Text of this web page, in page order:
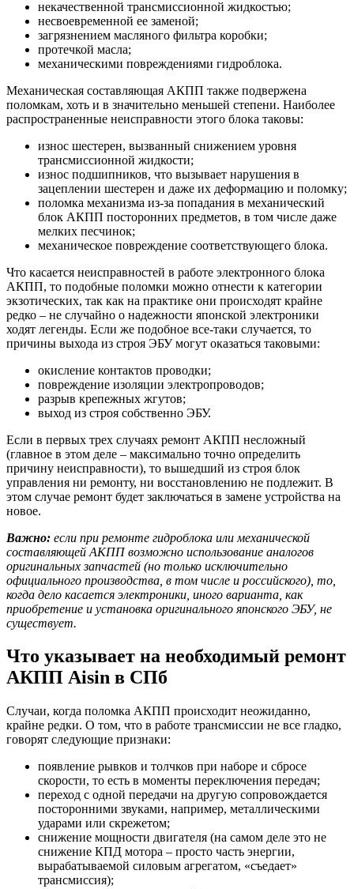
некачественной трансмиссионной жидкостью;
несвоевременной ее заменой;
загрязнением масляного фильтра коробки;
протечкой масла;
механическими повреждениями гидроблока.
Механическая составляющая АКПП также подвержена
поломкам, хоть и в значительно меньшей степени. Наиболее
распространенные неисправности этого блока таковы:
износ шестерен, вызванный снижением уровня
трансмиссионной жидкости;
износ подшипников, что вызывает нарушения в
зацеплении шестерен и даже их деформацию и поломку;
поломка механизма из-за попадания в механический
блок АКПП посторонних предметов, в том числе даже
мелких песчинок;
механическое повреждение соответствующего блока.
Что касается неисправностей в работе электронного блока
АКПП, то подобные поломки можно отнести к категории
экзотических, так как на практике они происходят крайне
редко – не случайно о надежности японской электроники
ходят легенды. Если же подобное все-таки случается, то
причины выхода из строя ЭБУ могут оказаться таковыми:
окисление контактов проводки;
повреждение изоляции электропроводов;
разрыв крепежных жгутов;
выход из строя собственно ЭБУ.
Если в первых трех случаях ремонт АКПП несложный
(главное в этом деле – максимально точно определить
причину неисправности), то вышедший из строя блок
управления ни ремонту, ни восстановлению не подлежит. В
этом случае ремонт будет заключаться в замене устройства на
новое.
Важно: если при ремонте гидроблока или механической
составляющей АКПП возможно использование аналогов
оригинальных запчастей (но только исключительно
официального производства, в том числе и российского), то,
когда дело касается электроники, иного варианта, как
приобретение и установка оригинального японского ЭБУ, не
существует.
Что указывает на необходимый ремонт
АКПП Aisin в СПб
Случаи, когда поломка АКПП происходит неожиданно,
крайне редки. О том, что в работе трансмиссии не все гладко,
говорят следующие признаки:
появление рывков и толчков при наборе и сбросе
скорости, то есть в моменты переключения передач;
переход с одной передачи на другую сопровождается
посторонними звуками, например, металлическими
ударами или скрежетом;
снижение мощности двигателя (на самом деле это не
снижение КПД мотора – просто часть энергии,
вырабатываемой силовым агрегатом, «съедает»
трансмиссия);